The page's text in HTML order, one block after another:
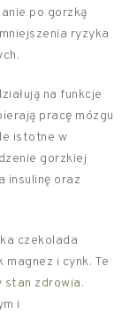
po gorzką
ryzyka
na funkcje
pracę mózgu
istotne w
gorzkiej
insulinę oraz
czekolada
i cynk. Te
stan zdrowia.
i